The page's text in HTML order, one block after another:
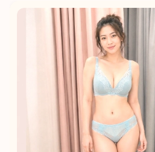
港澳中文
English